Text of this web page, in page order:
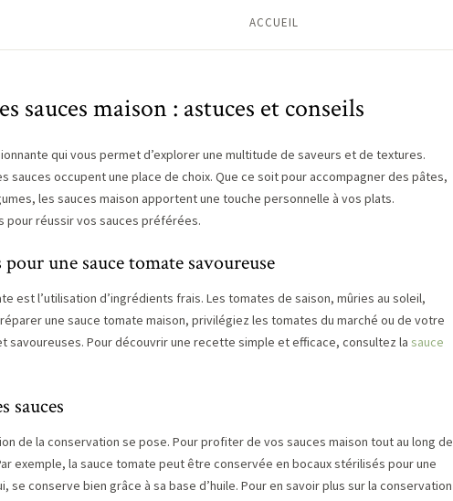
ACCUEIL
sauces maison : astuces et conseils
qui vous permet d’explorer une multitude de saveurs et de textures.
sauces occupent une place de choix. Que ce soit pour accompagner des pâtes,
les sauces maison apportent une touche personnelle à vos plats.
pour réussir vos sauces préférées.
une sauce tomate savoureuse
est l’utilisation d’ingrédients frais. Les tomates de saison, mûries au soleil,
une sauce tomate maison, privilégiez les tomates du marché ou de votre
savoureuses. Pour découvrir une recette simple et efficace, consultez la sauce
sauces
de la conservation se pose. Pour profiter de vos sauces maison tout au long de
exemple, la sauce tomate peut être conservée en bocaux stérilisés pour une
se conserve bien grâce à sa base d’huile. Pour en savoir plus sur la conservation